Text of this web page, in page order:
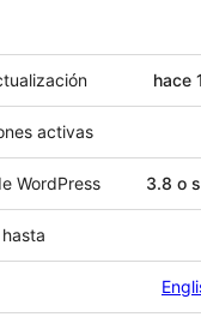
hace
activas
WordPress 3.8 o